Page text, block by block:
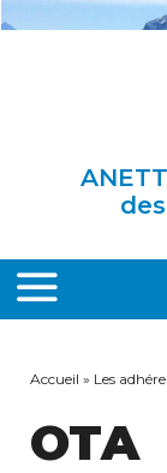
Accueil » Les
OTA